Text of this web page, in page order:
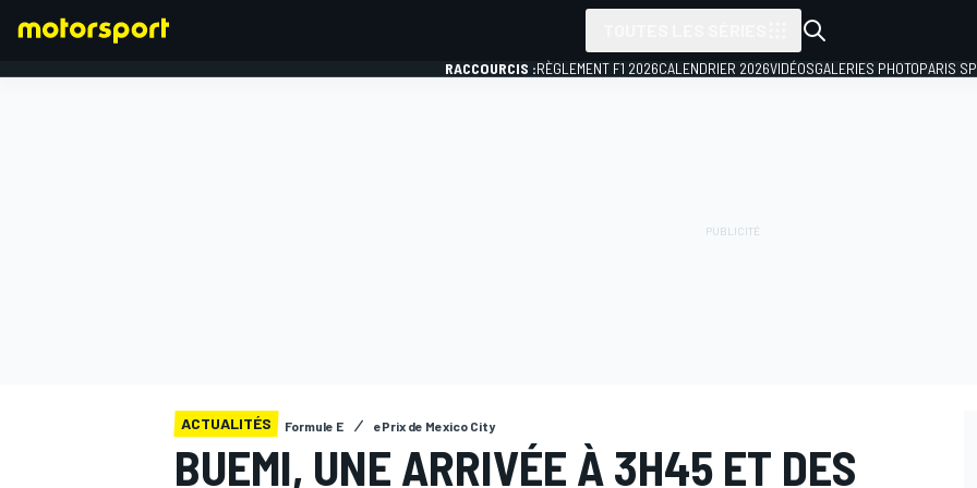
RACCOURCIS :RÈGLEMENT F1 2026CALENDRIER 2026VIDÉOSGALERIES PHOTOPARIS
ACTUALITÉS Formule E ePrix de Mexico City
BUEMI, UNE ARRIVÉE À 3H45 ET DES